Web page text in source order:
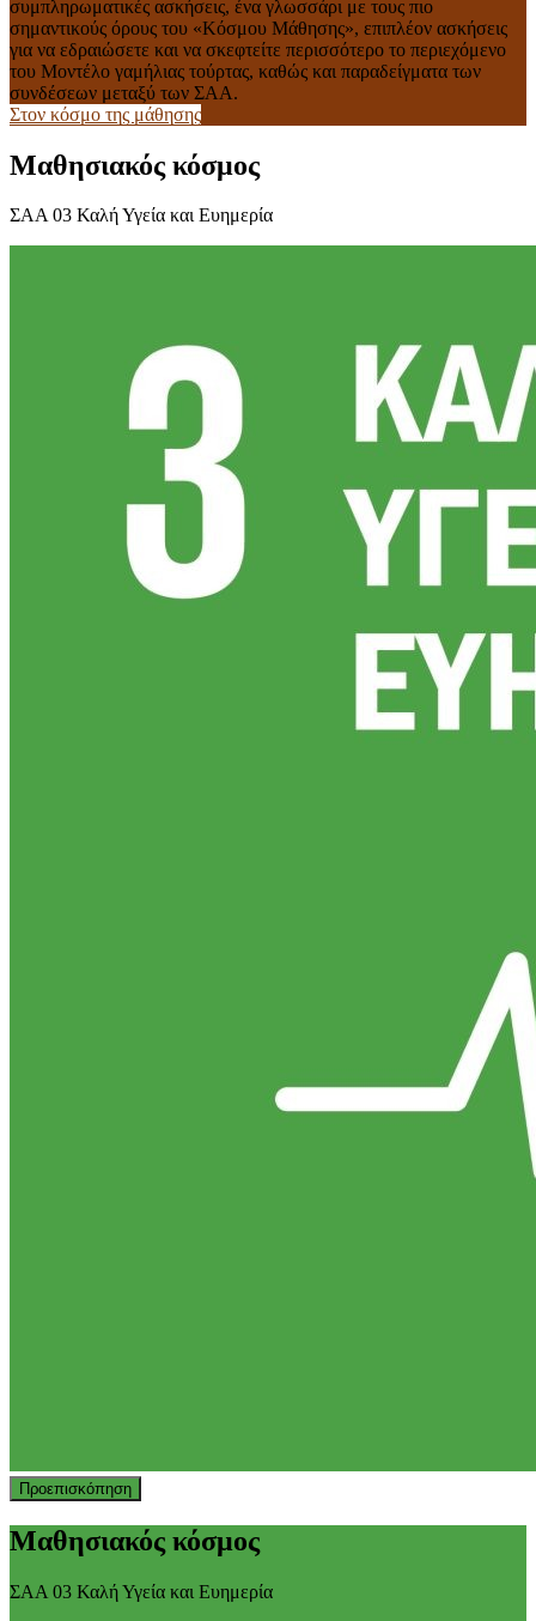
συμπληρωματικές ασκήσεις, ένα γλωσσάρι με τους πιο
σημαντικούς όρους του «Κόσμου Μάθησης», επιπλέον ασκήσεις
για να εδραιώσετε και να σκεφτείτε περισσότερο το περιεχόμενο
του Μοντέλο γαμήλιας τούρτας, καθώς και παραδείγματα των
συνδέσεων μεταξύ των ΣΑΑ.
Στον κόσμο της μάθησης
Μαθησιακός κόσμος
ΣΑΑ 03 Καλή Υγεία και Ευημερία
Προεπισκόπηση
Μαθησιακός κόσμος
ΣΑΑ 03 Καλή Υγεία και Ευημερία